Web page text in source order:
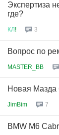
Экспертиза
где?
КЛ! 3
Вопрос по
MASTER_BB
Новая
JimBim 7
BMW M6